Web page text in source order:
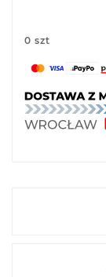
0 szt